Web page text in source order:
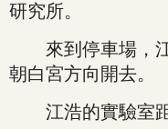
研究所。
來到停車場，江
朝白宮方向開去。
江浩的實驗室距